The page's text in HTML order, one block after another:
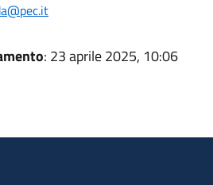
: 23 aprile 2025, 10:06